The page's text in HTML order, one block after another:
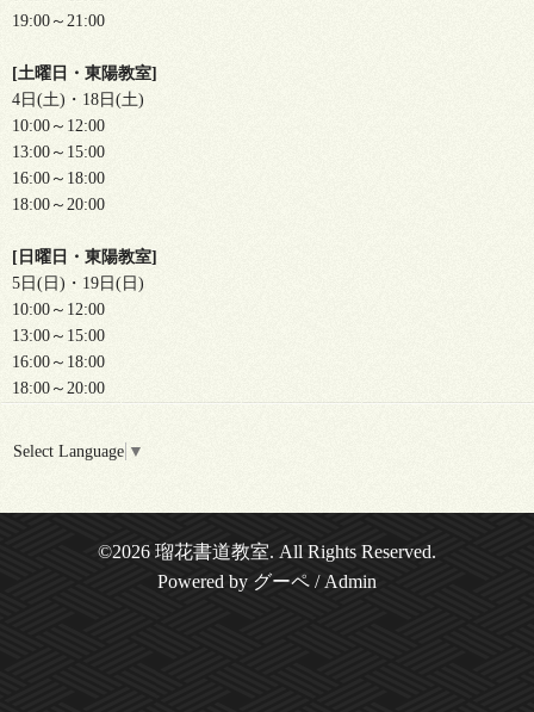
19:00～21:00
[土曜日・東陽教室]
4日(土)・18日(土)
10:00～12:00
13:00～15:00
16:00～18:00
18:00～20:00
[日曜日・東陽教室]
5日(日)・19日(日)
10:00～12:00
13:00～15:00
16:00～18:00
18:00～20:00
Select Language ▼
©2026 瑠花書道教室. All Rights Reserved.
Powered by グーペ / Admin